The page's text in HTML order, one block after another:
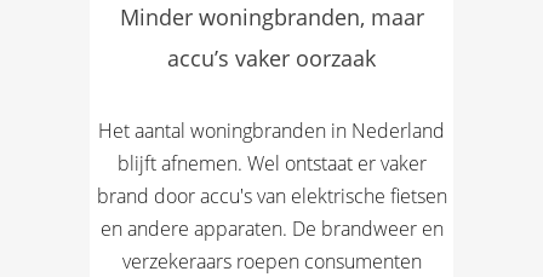
Minder woningbranden, maar
accu’s vaker oorzaak
Het aantal woningbranden in Nederland
blijft afnemen. Wel ontstaat er vaker
brand door accu's van elektrische fietsen
en andere apparaten. De brandweer en
verzekeraars roepen consumenten